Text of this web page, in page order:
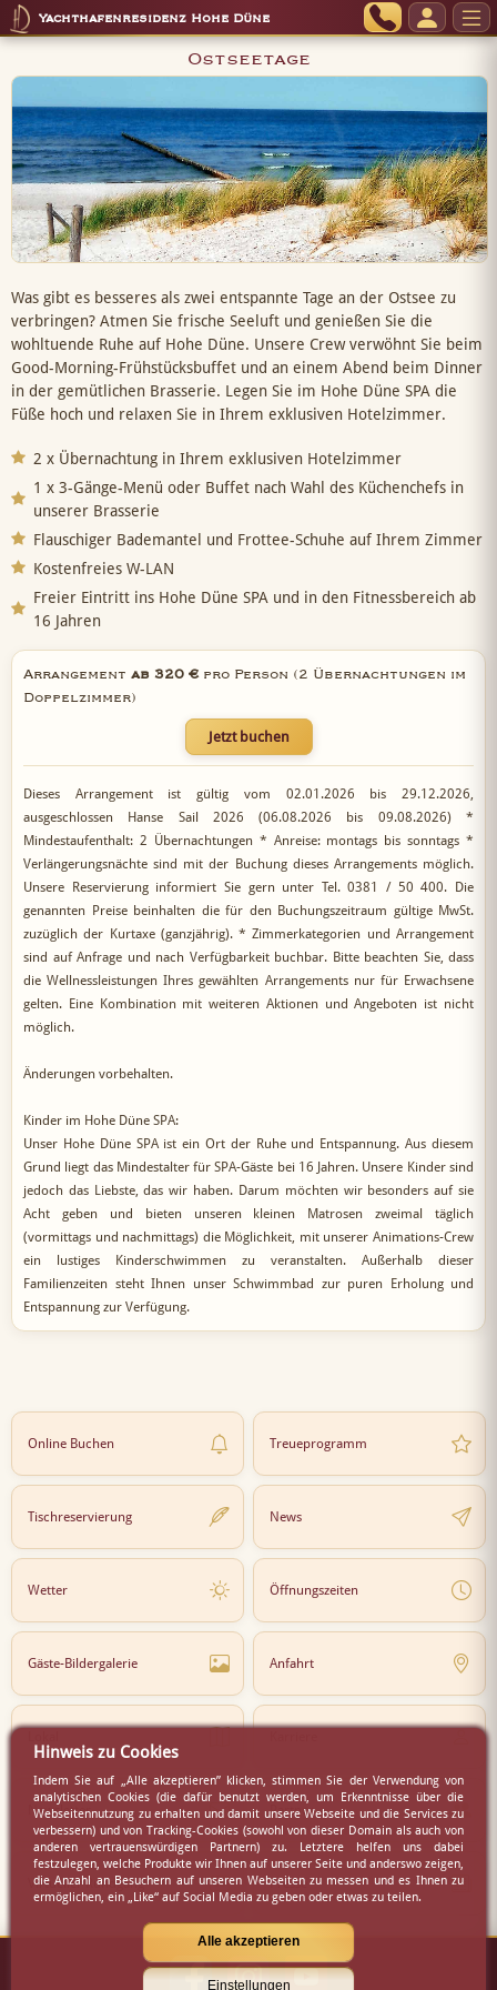
Yachthafenresidenz Hohe Düne
Ostseetage
Was gibt es besseres als zwei entspannte Tage an der Ostsee zu
verbringen? Atmen Sie frische Seeluft und genießen Sie die
wohltuende Ruhe auf Hohe Düne. Unsere Crew verwöhnt Sie beim
Good-Morning-Frühstücksbuffet und an einem Abend beim Dinner
in der gemütlichen Brasserie. Legen Sie im Hohe Düne SPA die
Füße hoch und relaxen Sie in Ihrem exklusiven Hotelzimmer.
2 x Übernachtung in Ihrem exklusiven Hotelzimmer
1 x 3-Gänge-Menü oder Buffet nach Wahl des Küchenchefs in
unserer Brasserie
Flauschiger Bademantel und Frottee-Schuhe auf Ihrem Zimmer
Kostenfreies W-LAN
Freier Eintritt ins Hohe Düne SPA und in den Fitnessbereich ab
16 Jahren
Arrangement ab 320 €pro Person (2 Übernachtungen im
Doppelzimmer)
Jetzt buchen
Dieses Arrangement ist gültig vom 02.01.2026 bis 29.12.2026,
ausgeschlossen Hanse Sail 2026 (06.08.2026 bis 09.08.2026) *
Mindestaufenthalt: 2 Übernachtungen * Anreise: montags bis sonntags *
Verlängerungsnächte sind mit der Buchung dieses Arrangements möglich.
Unsere Reservierung informiert Sie gern unter Tel. 0381 / 50 400. Die
genannten Preise beinhalten die für den Buchungszeitraum gültige MwSt.
zuzüglich der Kurtaxe (ganzjährig). * Zimmerkategorien und Arrangement
sind auf Anfrage und nach Verfügbarkeit buchbar. Bitte beachten Sie, dass
die Wellnessleistungen Ihres gewählten Arrangements nur für Erwachsene
gelten. Eine Kombination mit weiteren Aktionen und Angeboten ist nicht
möglich.
Änderungen vorbehalten.
Kinder im Hohe Düne SPA:
Unser Hohe Düne SPA ist ein Ort der Ruhe und Entspannung. Aus diesem
Grund liegt das Mindestalter für SPA-Gäste bei 16 Jahren. Unsere Kinder sind
jedoch das Liebste, das wir haben. Darum möchten wir besonders auf sie
Acht geben und bieten unseren kleinen Matrosen zweimal täglich
(vormittags und nachmittags) die Möglichkeit, mit unserer Animations-Crew
ein lustiges Kinderschwimmen zu veranstalten. Außerhalb dieser
Familienzeiten steht Ihnen unser Schwimmbad zur puren Erholung und
Entspannung zur Verfügung.
Online Buchen Treueprogramm
Tischreservierung News
Wetter Öffnungszeiten
Gäste-Bildergalerie Anfahrt
Newsletter Partner
Virtueller Rundgang Presse
Hinweis zu Cookies
Indem Sie auf „Alle akzeptieren” klicken, stimmen Sie der Verwendung von
analytischen Cookies (die dafür benutzt werden, um Erkenntnisse über die
Webseitennutzung zu erhalten und damit unsere Webseite und die Services zu
verbessern) und von Tracking-Cookies (sowohl von dieser Domain als auch von
anderen vertrauenswürdigen Partnern) zu. Letztere helfen uns dabei
festzulegen, welche Produkte wir Ihnen auf unserer Seite und anderswo zeigen,
die Anzahl an Besuchern auf unseren Webseiten zu messen und es Ihnen zu
ermöglichen, ein „Like“ auf Social Media zu geben oder etwas zu teilen.
Alle akzeptieren
Einstellungen